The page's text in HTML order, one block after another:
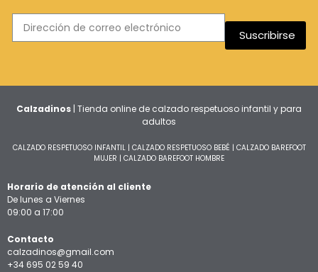
Suscribirse
Calzadinos | Tienda online de calzado respetuoso infantil y para
adultos
CALZADO RESPETUOSO INFANTIL| CALZADO RESPETUOSO BEBÉ | CALZADO BAREFOOT
MUJER | CALZADO BAREFOOT HOMBRE
Horario de atención al cliente
De lunes a Viernes
09:00 a 17:00
Contacto
calzadinos@gmail.com
+34 695 02 59 40